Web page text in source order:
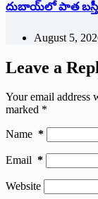
దుబాయ్‌లో పాత
August 5,
Leave a
Your email address
marked *
Name *
Email *
Website